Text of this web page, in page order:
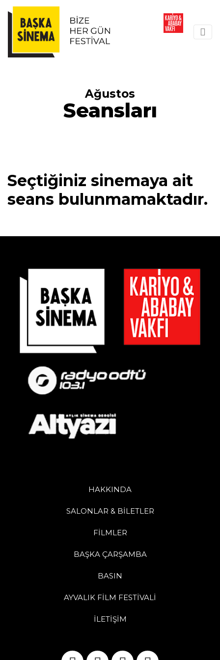
Ağustos
Seansları
Seçtiğiniz sinemaya ait
seans bulunmamaktadır.
HAKKINDA
SALONLAR & BİLETLER
FİLMLER
BAŞKA ÇARŞAMBA
BASIN
AYVALIK FİLM FESTİVALİ
İLETİŞİM